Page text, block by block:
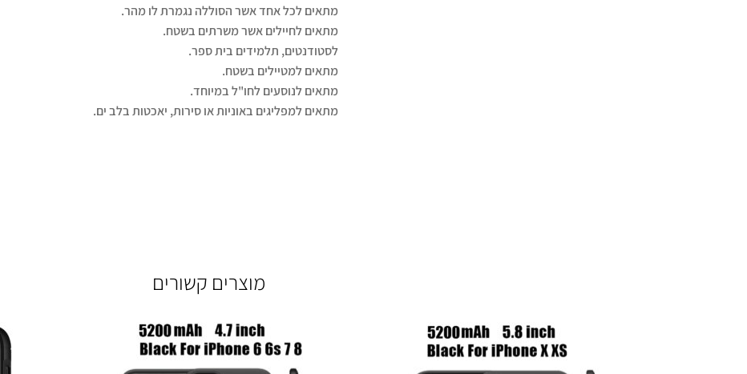
מתאים לכל אחד אשר הסוללה נגמרת לו מהר.
מתאים לחיילים אשר משרתים בשטח.
לסטודנטים, תלמידים בית ספר.
מתאים למטיילים בשטח.
מתאים לנוסעים לחו"ל במיוחד.
מתאים למפליגים באוניות או סירות, יאכטות בלב ים.
מוצרים קשורים